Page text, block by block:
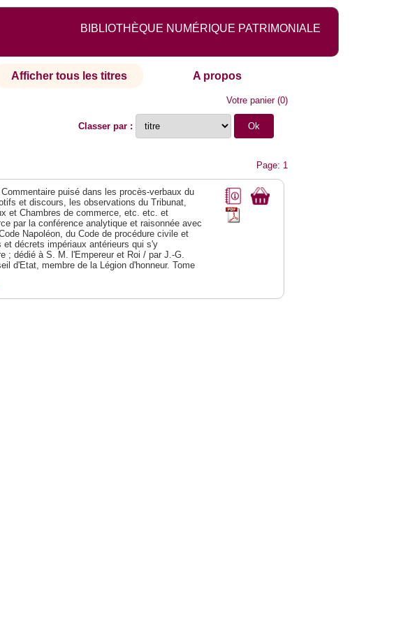
BIBLIOTHÈQUE NUMÉRIQUE PATRIMONIALE
Afficher tous les titres A propos
Votre panier(0)
Classer par :
Page: 1
puisé dans les procès-verbaux du
et discours, les observations du Tribunat,
et Chambres de commerce, etc. etc. et
par la conférence analytique et raisonnée avec
Napoléon, du Code de procédure civile et
décrets impériaux antérieurs qui s'y
; dédié à S. M. l'Empereur et Roi / par J.-G.
d'Etat, membre de la Légion d'honneur. Tome